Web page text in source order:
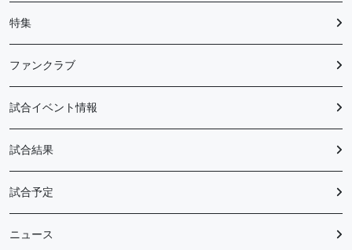
特集
ファンクラブ
試合イベント情報
試合結果
試合予定
ニュース